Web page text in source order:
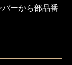
ーから部品番